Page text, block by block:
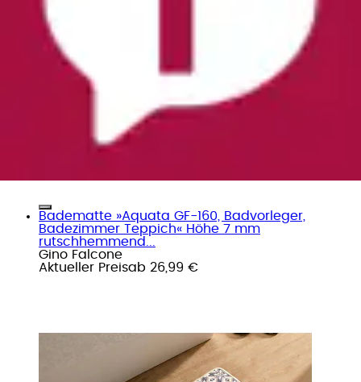
Badematte »Aquata GF-160, Badvorleger,
Badezimmer Teppich« Höhe 7 mm
rutschhemmend...
Gino Falcone
Aktueller Preisab 26,99 €